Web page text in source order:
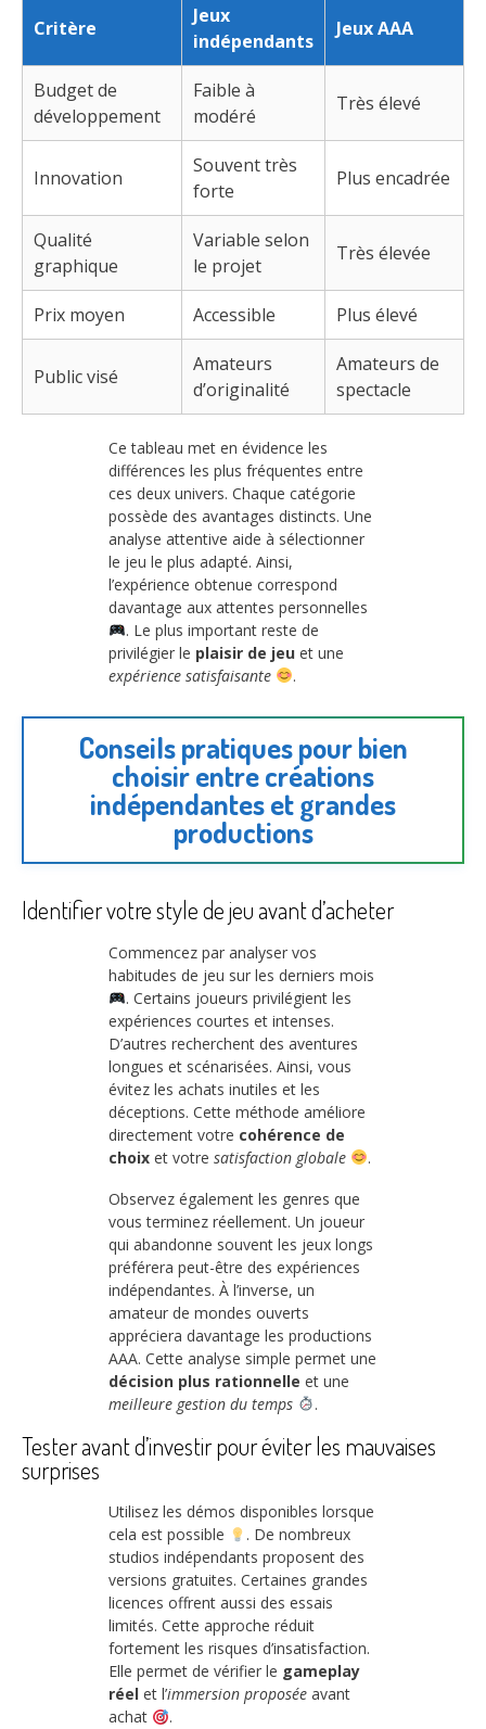
Critère
Jeux
indépendants
Jeux AAA
Budget de
développement
Faible à
modéré
Très élevé
Innovation
Souvent très
forte
Plus encadrée
Qualité
graphique
Variable selon
le projet
Très élevée
Prix moyen Accessible Plus élevé
Public visé
Amateurs
d’originalité
Amateurs de
spectacle
Ce tableau met en évidence les
différences les plus fréquentes entre
ces deux univers. Chaque catégorie
possède des avantages distincts. Une
analyse attentive aide à sélectionner
le jeu le plus adapté. Ainsi,
l’expérience obtenue correspond
davantage aux attentes personnelles
. Le plus important reste de
privilégier le plaisir de jeu et une
expérience satisfaisante
.
Conseils pratiques pour bien
choisir entre créations
indépendantes et grandes
productions
Identifier votre style de jeu avant d’acheter
Commencez par analyser vos
habitudes de jeu sur les derniers mois
. Certains joueurs privilégient les
expériences courtes et intenses.
D’autres recherchent des aventures
longues et scénarisées. Ainsi, vous
évitez les achats inutiles et les
déceptions. Cette méthode améliore
directement votre cohérence de
choix et votre satisfaction globale
.
Observez également les genres que
vous terminez réellement. Un joueur
qui abandonne souvent les jeux longs
préférera peut-être des expériences
indépendantes. À l’inverse, un
amateur de mondes ouverts
appréciera davantage les productions
AAA. Cette analyse simple permet une
décision plus rationnelle et une
meilleure gestion du temps
.
Tester avant d’investir pour éviter les mauvaises
surprises
Utilisez les démos disponibles lorsque
cela est possible
. De nombreux
studios indépendants proposent des
versions gratuites. Certaines grandes
licences offrent aussi des essais
limités. Cette approche réduit
fortement les risques d’insatisfaction.
Elle permet de vérifier le gameplay
réel et l’immersion proposée avant
achat
.